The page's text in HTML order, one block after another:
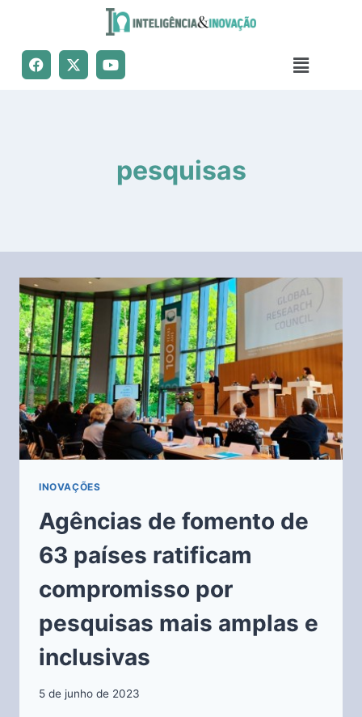
pesquisas
INOVAÇÕES
Agências de fomento de
63 países ratificam
compromisso por
pesquisas mais amplas e
inclusivas
5 de junho de 2023